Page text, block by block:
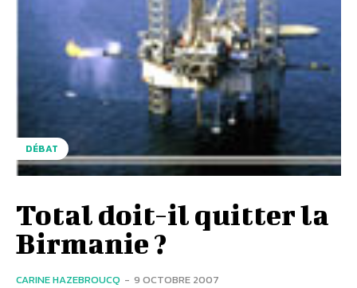
DÉBAT
Total doit-il quitter la
Birmanie ?
CARINE HAZEBROUCQ - 9 OCTOBRE 2007